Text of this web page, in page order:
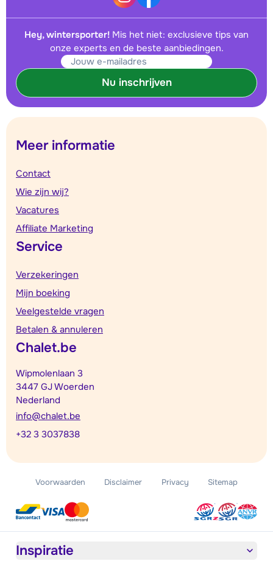
Hey, wintersporter! Mis het niet: exclusieve tips van
onze experts en de beste aanbiedingen.
Nu inschrijven
Meer informatie
Contact
Wie zijn wij?
Vacatures
Affiliate Marketing
Service
Verzekeringen
Mijn boeking
Veelgestelde vragen
Betalen & annuleren
Chalet.be
Wipmolenlaan 3
3447 GJ Woerden
Nederland
info@chalet.be
+32 3 3037838
Voorwaarden Disclaimer Privacy Sitemap
Inspiratie